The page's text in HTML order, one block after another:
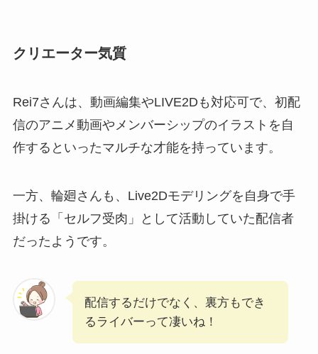
クリエーター気質
Rei7さんは、動画編集やLIVE2Dも対応可で、初配
信のアニメ動画やメンバーシップのイラストを自
作するといったマルチな才能を持っています。
一方、輪廻さんも、Live2Dモデリングを自身で手
掛ける「セルフ受肉」として活動していた配信者
だったようです。
配信するだけでなく、裏方もでき
るライバーって凄いね！